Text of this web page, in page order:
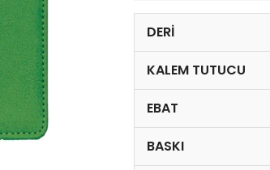
DERI
KALEM TUTUCU
EBAT
BASKI